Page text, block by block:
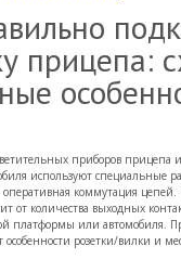
прицепа:
приборов прицепа и
используют специальные
коммутация
от количества выходных
платформы или автомобиля.
розетки/вилки и